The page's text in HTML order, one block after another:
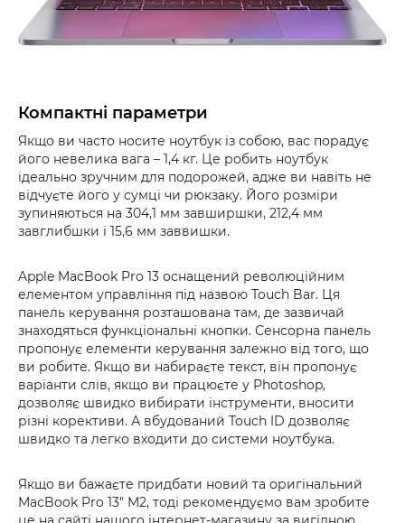
Компактні параметри
Якщо ви часто носите ноутбук із собою, вас порадує
його невелика вага – 1,4 кг. Це робить ноутбук
ідеально зручним для подорожей, адже ви навіть не
відчуєте його у сумці чи рюкзаку. Його розміри
зупиняються на 304,1 мм завширшки, 212,4 мм
завглибшки і 15,6 мм заввишки.
Apple MacBook Pro 13 оснащений революційним
елементом управління під назвою Touch Bar. Ця
панель керування розташована там, де зазвичай
знаходяться функціональні кнопки. Сенсорна панель
пропонує елементи керування залежно від того, що
ви робите. Якщо ви набираєте текст, він пропонує
варіанти слів, якщо ви працюєте у Photoshop,
дозволяє швидко вибирати інструменти, вносити
різні корективи. А вбудований Touch ID дозволяє
швидко та легко входити до системи ноутбука.
Якщо ви бажаєте придбати новий та оригінальний
MacBook Pro 13" M2, тоді рекомендуємо вам зробите